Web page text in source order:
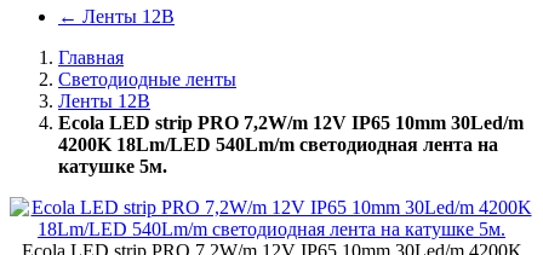
← Ленты 12В
Главная
Светодиодные ленты
Ленты 12В
Ecola LED strip PRO 7,2W/m 12V IP65 10mm 30Led/m
4200K 18Lm/LED 540Lm/m светодиодная лента на
катушке 5м.